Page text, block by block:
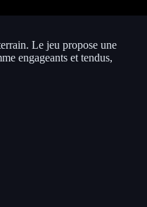
Le jeu propose une
engageants et tendus,